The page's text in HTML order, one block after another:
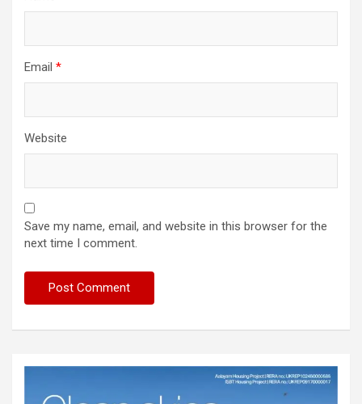
Email *
Website
Save my name, email, and website in this browser for the
next time I comment.